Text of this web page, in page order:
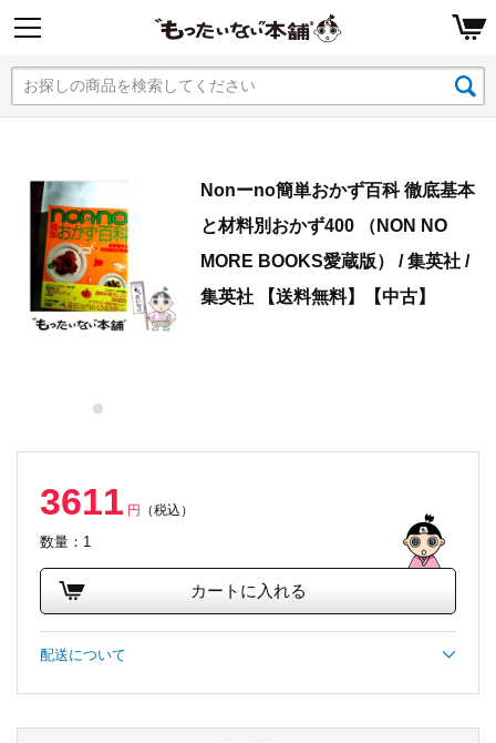
Nonーno簡単おかず百科 徹底基本
と材料別おかず400 （NON NO
MORE BOOKS愛蔵版） / 集英社 /
集英社 【送料無料】【中古】
3611 円 （税込）
数量：1
カートに入れる
配送について